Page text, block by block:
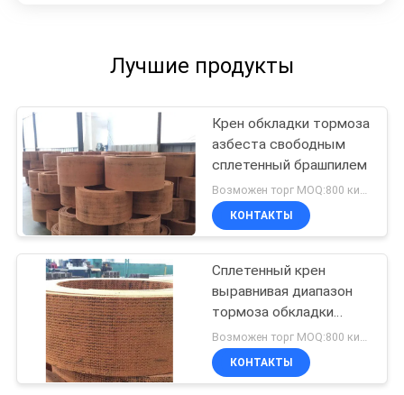
Лучшие продукты
Крен обкладки тормоза
азбеста свободным
сплетенный брашпилем
КОНТАКТЫ
Сплетенный крен
выравнивая диапазон
тормоза обкладки
тормоза машины
инженера сплетенный
воротом материальный
КОНТАКТЫ